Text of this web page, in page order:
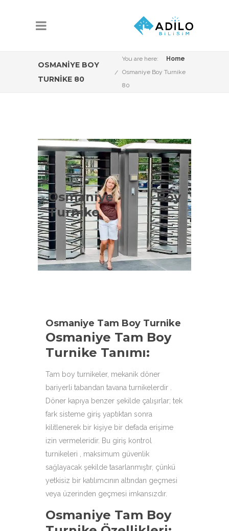
OSMANIYE BOY
TURNIKE 80
You are here:
Home
Osmaniye Boy Turnike
80
Osmaniye Boy
Turnike
Osmaniye Boy
Turnike Çeşitleri
OsmaniyeBoy Turnike Sistemleri
konusunda Adilo Bilişim olarak
aşağıdaki ürün çeşitleri ile
hizmetinizdeyiz.
Osmaniye Tam Boy Turnike
Osmaniye Tam Boy
Turnike Tanımı:
Tam boy turnikeler, mekanik döner
bariyerli tabandan tavana turnikelerdir .
Döner kapıya benzer şekilde çalışırlar; tek
fark sisteme giriş yaptıktan sonra
kilitlenerek bir kişiye bir defada erişime
izin vermeleridir. Bu giriş kontrol
turnikeleri , maksimum güvenlik
sağlayacak şekilde tasarlanmıştır, çünkü
yetkisiz bir katılımcının altından geçmesi
veya üzerinden geçmesi imkansızdır.
Osmaniye Tam Boy